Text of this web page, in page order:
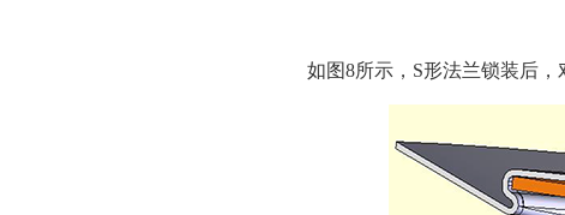
如图8所示，S形法兰锁装后